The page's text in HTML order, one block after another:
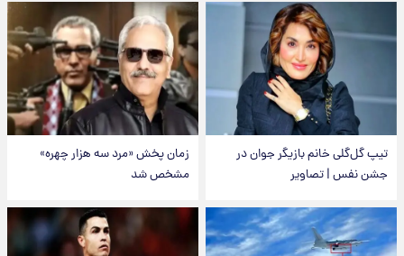
تیپ گل‌گلی خانم بازیگر جوان در
جشن نفس | تصاویر
زمان پخش «مرد سه هزار چهره»
مشخص شد